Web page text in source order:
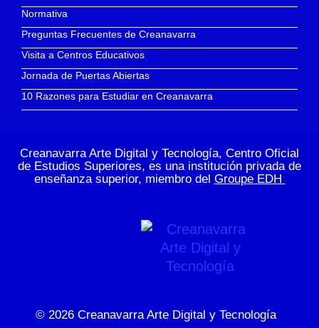
Normativa
Preguntas Frecuentes de Creanavarra
Visita a Centros Educativos
Jornada de Puertas Abiertas
10 Razones para Estudiar en Creanavarra
Creanavarra Arte Digital y Tecnología, Centro Oficial
de Estudios Superiores, es una institución privada de
enseñanza superior, miembro del Groupe EDH
© 2026 Creanavarra Arte Digital y Tecnología